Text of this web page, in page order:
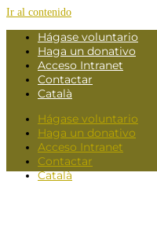
Ir al contenido
Hágase voluntario
Haga un donativo
Acceso Intranet
Contactar
Català
Hágase voluntario
Haga un donativo
Acceso Intranet
Contactar
Català